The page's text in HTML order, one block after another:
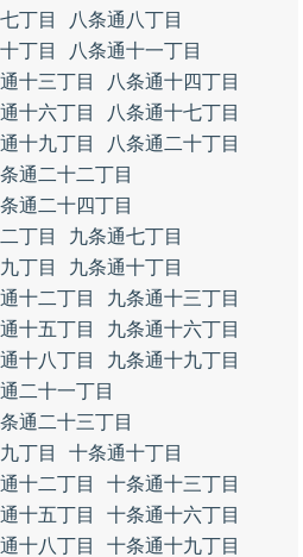
丁目
八条通八丁目
丁目
八条通十一丁目
十三丁目
八条通十四丁目
十六丁目
八条通十七丁目
十九丁目
八条通二十丁目
通二十二丁目
通二十四丁目
丁目
九条通七丁目
丁目
九条通十丁目
十二丁目
九条通十三丁目
十五丁目
九条通十六丁目
十八丁目
九条通十九丁目
二十一丁目
通二十三丁目
丁目
十条通十丁目
十二丁目
十条通十三丁目
十五丁目
十条通十六丁目
十八丁目
十条通十九丁目